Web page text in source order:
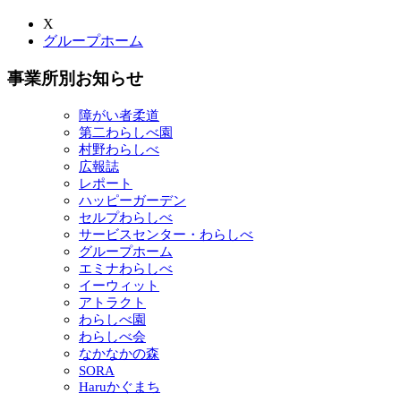
X
グループホーム
事業所別お知らせ
障がい者柔道
第二わらしべ園
村野わらしべ
広報誌
レポート
ハッピーガーデン
セルプわらしべ
サービスセンター・わらしべ
グループホーム
エミナわらしべ
イーウィット
アトラクト
わらしべ園
わらしべ会
なかなかの森
SORA
Haruかぐまち